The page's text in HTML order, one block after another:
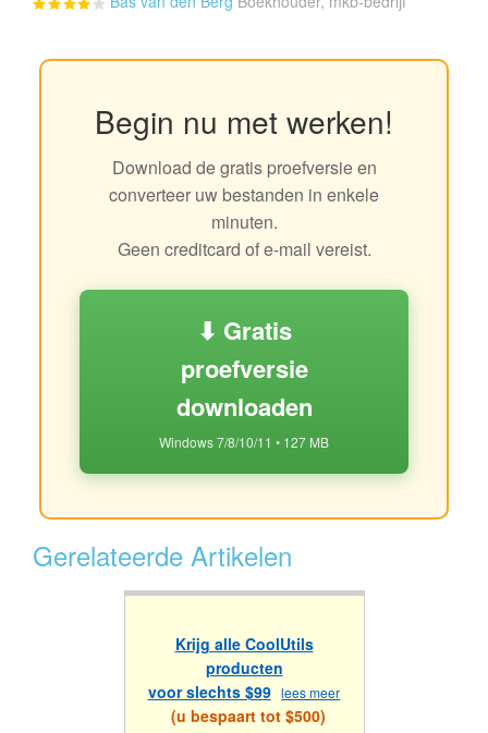
Begin nu met werken!
Download de gratis proefversie en
converteer uw bestanden in enkele
minuten.
Geen creditcard of e-mail vereist.
⬇ Gratis
proefversie
downloaden
Windows 7/8/10/11 • 127 MB
Gerelateerde Artikelen
Krijg alle CoolUtils
producten
voor slechts $99 lees meer
(u bespaart tot $500)